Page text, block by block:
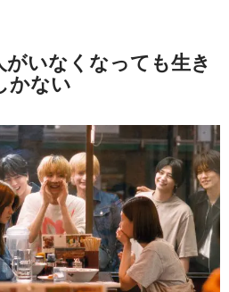
がいなくなっても生き
かない